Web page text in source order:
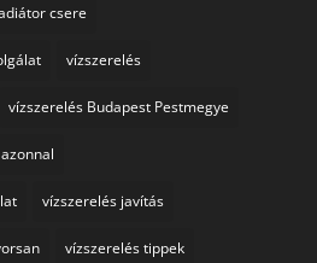
csere
vízszerelés
vízszerelés Budapest Pestmegye
vízszerelés javítás
vízszerelés tippek